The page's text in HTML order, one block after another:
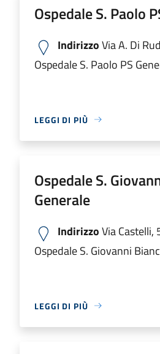
Ospedale S. Paolo
IndirizzoVia A. Di
Ospedale S. Paolo PS
LEGGI DI PIÙ
Ospedale S.
Generale
IndirizzoVia Castelli,
Ospedale S. Giovanni
LEGGI DI PIÙ